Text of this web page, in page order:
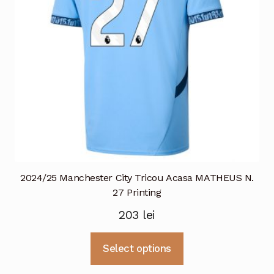
alese
în
2024/25 Manchester City Tricou Acasa MATHEUS N.
27 Printing
203 lei
Select options